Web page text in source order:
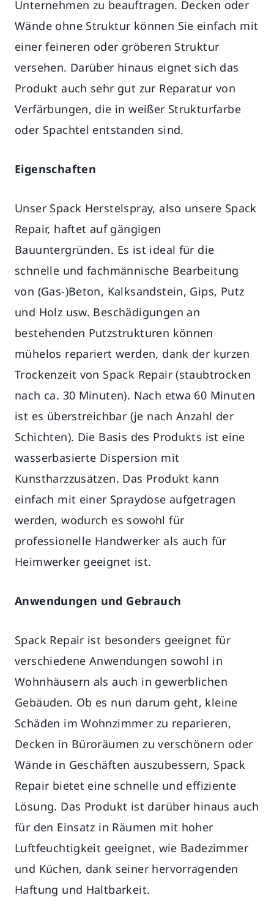
Unternehmen zu beauftragen. Decken oder
Wände ohne Struktur können Sie einfach mit
einer feineren oder gröberen Struktur
versehen. Darüber hinaus eignet sich das
Produkt auch sehr gut zur Reparatur von
Verfärbungen, die in weißer Strukturfarbe
oder Spachtel entstanden sind.
Eigenschaften
Unser Spack Herstelspray, also unsere Spack
Repair, haftet auf gängigen
Bauuntergründen. Es ist ideal für die
schnelle und fachmännische Bearbeitung
von (Gas-)Beton, Kalksandstein, Gips, Putz
und Holz usw. Beschädigungen an
bestehenden Putzstrukturen können
mühelos repariert werden, dank der kurzen
Trockenzeit von Spack Repair (staubtrocken
nach ca. 30 Minuten). Nach etwa 60 Minuten
ist es überstreichbar (je nach Anzahl der
Schichten). Die Basis des Produkts ist eine
wasserbasierte Dispersion mit
Kunstharzzusätzen. Das Produkt kann
einfach mit einer Spraydose aufgetragen
werden, wodurch es sowohl für
professionelle Handwerker als auch für
Heimwerker geeignet ist.
Anwendungen und Gebrauch
Spack Repair ist besonders geeignet für
verschiedene Anwendungen sowohl in
Wohnhäusern als auch in gewerblichen
Gebäuden. Ob es nun darum geht, kleine
Schäden im Wohnzimmer zu reparieren,
Decken in Büroräumen zu verschönern oder
Wände in Geschäften auszubessern, Spack
Repair bietet eine schnelle und effiziente
Lösung. Das Produkt ist darüber hinaus auch
für den Einsatz in Räumen mit hoher
Luftfeuchtigkeit geeignet, wie Badezimmer
und Küchen, dank seiner hervorragenden
Haftung und Haltbarkeit.